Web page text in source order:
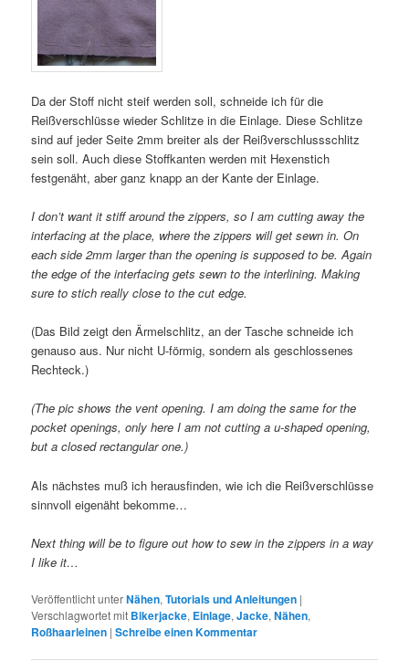
Da der Stoff nicht steif werden soll, schneide ich für die
Reißverschlüsse wieder Schlitze in die Einlage. Diese Schlitze
sind auf jeder Seite 2mm breiter als der Reißverschlussschlitz
sein soll. Auch diese Stoffkanten werden mit Hexenstich
festgenäht, aber ganz knapp an der Kante der Einlage.
I don’t want it stiff around the zippers, so I am cutting away the
interfacing at the place, where the zippers will get sewn in. On
each side 2mm larger than the opening is supposed to be. Again
the edge of the interfacing gets sewn to the interlining. Making
sure to stich really close to the cut edge.
(Das Bild zeigt den Ärmelschlitz, an der Tasche schneide ich
genauso aus. Nur nicht U-förmig, sondern als geschlossenes
Rechteck.)
(The pic shows the vent opening. I am doing the same for the
pocket openings, only here I am not cutting a u-shaped opening,
but a closed rectangular one.)
Als nächstes muß ich herausfinden, wie ich die Reißverschlüsse
sinnvoll eigenäht bekomme…
Next thing will be to figure out how to sew in the zippers in a way
I like it…
Veröffentlicht unterNähen,Tutorials und Anleitungen |
Verschlagwortet mit Bikerjacke, Einlage,Jacke,Nähen,
Roßhaarleinen |Schreibe einen Kommentar